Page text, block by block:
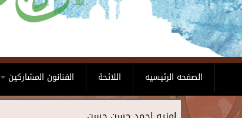
الفنانون المشاركين اللائحة الصفحه الرئيسيه